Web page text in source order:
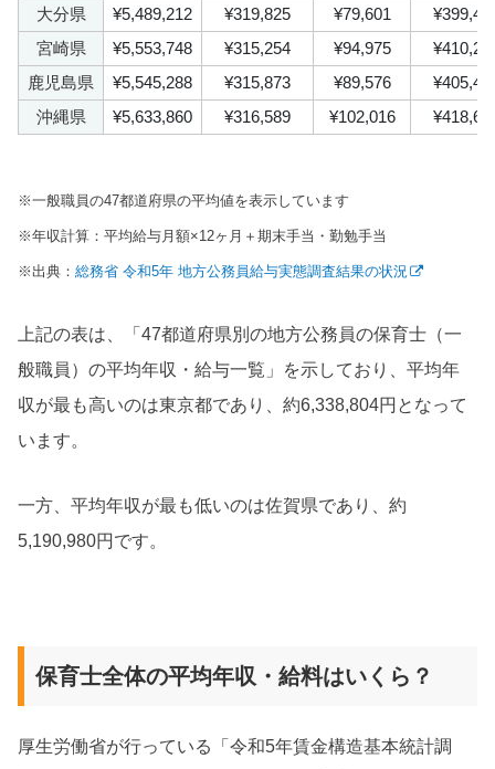
大分県
¥5,489,212 ¥319,825 ¥79,601
宮崎県
¥5,553,748 ¥315,254 ¥94,975
鹿児島県
¥5,545,288 ¥315,873 ¥89,576
沖縄県
¥5,633,860 ¥316,589 ¥102,016
※一般職員の47都道府県の平均値を表示しています
※年収計算：平均給与月額×12ヶ月＋期末手当・勤勉手当
※出典：総務省 令和5年 地方公務員給与実態調査結果の状況
上記の表は、「47都道府県別の地方公務員の保育士（一
般職員）の平均年収・給与一覧」を示しており、平均年
収が最も高いのは東京都であり、約6,338,804円となって
います。
一方、平均年収が最も低いのは佐賀県であり、約
5,190,980円です。
保育士全体の平均年収・給料はいくら？
厚生労働省が行っている「令和5年賃金構造基本統計調